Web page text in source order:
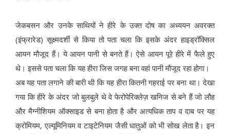
जेकबसन और उनके साथियों ने हीरे के उक्त दोष का अध्ययन अवरक्त
(इंफ्रारेड) सूक्ष्मदर्शी से किया तो पता चला कि इसके अंदर हाइड्रॉक्सिल
आयन मौजूद हैं। ये आयन पानी से बनते हैं। ऐसे आयन पूरे हीरे में फैले हुए
थे। इससे पता चला कि यह हीरा जिस जगह बना वहां पानी मौजूद रहा होगा।
अब यह पता लगाने की बारी थी कि यह हीरा कितनी गहराई पर बना था। देखा
गया कि हीरे के अंदर जो बुलबुले थे वे फेरोपेरिक्लेज़ खनिज से बने हैं जो लौह
और मैग्नीशियम ऑक्साइड से बना होता है और अत्यधिक ताप व दाब पर यह
क्रोमियम, एल्यूमिनियम व टाइटेनियम जैसी धातुओं को भी सोख लेता है। इन